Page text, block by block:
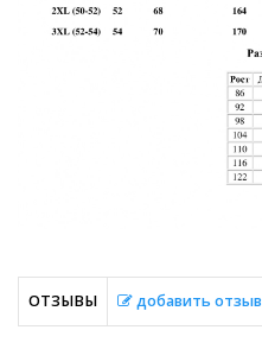
ОТЗЫВЫ добавить отзыв